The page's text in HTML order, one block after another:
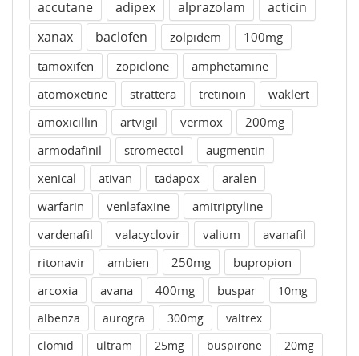
accutane
adipex alprazolam
acticin
xanax
baclofen zolpidem
100mg
tamoxifen
zopiclone
amphetamine
atomoxetine
strattera tretinoin
waklert
amoxicillin
artvigil vermox
200mg
armodafinil
stromectol
augmentin
xenical
ativan tadapox
aralen
warfarin
venlafaxine
amitriptyline
vardenafil
valacyclovir valium
avanafil
ritonavir
ambien 250mg
bupropion
arcoxia
avana 400mg buspar
10mg
albenza
aurogra 300mg
valtrex
clomid
ultram 25mg buspirone
20mg